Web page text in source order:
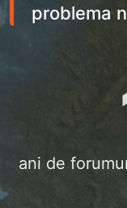
problema
ani de